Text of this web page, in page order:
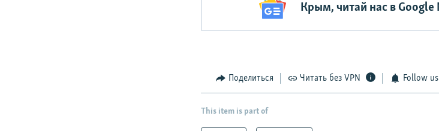
Крым, читай нас в Google
Поделиться Читать без VPN Follow us
This item is part of